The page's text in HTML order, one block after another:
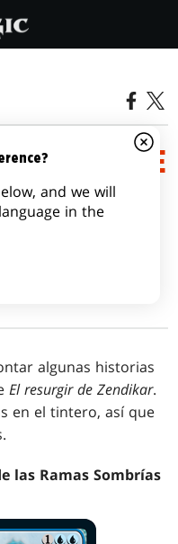
DE
algunas historias
El resurgir de Zendikar.
en el tintero, así que
las Ramas Sombrías
and we will
in the